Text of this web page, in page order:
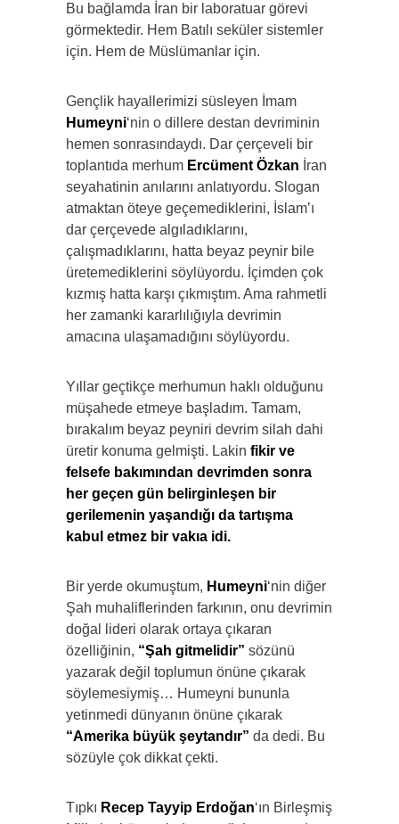
Bu bağlamda İran bir laboratuar görevi
görmektedir. Hem Batılı seküler sistemler
için. Hem de Müslümanlar için.
Gençlik hayallerimizi süsleyen İmam
Humeyni‘nin o dillere destan devriminin
hemen sonrasındaydı. Dar çerçeveli bir
toplantıda merhum Ercüment Özkan İran
seyahatinin anılarını anlatıyordu. Slogan
atmaktan öteye geçemediklerini, İslam’ı
dar çerçevede algıladıklarını,
çalışmadıklarını, hatta beyaz peynir bile
üretemediklerini söylüyordu. İçimden çok
kızmış hatta karşı çıkmıştım. Ama rahmetli
her zamanki kararlılığıyla devrimin
amacına ulaşamadığını söylüyordu.
Yıllar geçtikçe merhumun haklı olduğunu
müşahede etmeye başladım. Tamam,
bırakalım beyaz peyniri devrim silah dahi
üretir konuma gelmişti. Lakin fikir ve
felsefe bakımından devrimden sonra
her geçen gün belirginleşen bir
gerilemenin yaşandığı da tartışma
kabul etmez bir vakıa idi.
Bir yerde okumuştum, Humeyni‘nin diğer
Şah muhaliflerinden farkının, onu devrimin
doğal lideri olarak ortaya çıkaran
özelliğinin, “Şah gitmelidir” sözünü
yazarak değil toplumun önüne çıkarak
söylemesiymiş… Humeyni bununla
yetinmedi dünyanın önüne çıkarak
“Amerika büyük şeytandır” da dedi. Bu
sözüyle çok dikkat çekti.
Tıpkı Recep Tayyip Erdoğan‘ın Birleşmiş